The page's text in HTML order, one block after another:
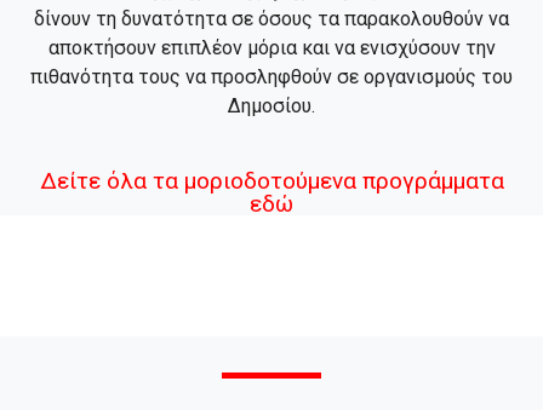
δίνουν τη δυνατότητα σε όσους τα παρακολουθούν να
αποκτήσουν επιπλέον μόρια και να ενισχύσουν την
πιθανότητα τους να προσληφθούν σε οργανισμούς του
Δημοσίου.
Δείτε όλα τα μοριοδοτούμενα προγράμματα
εδώ